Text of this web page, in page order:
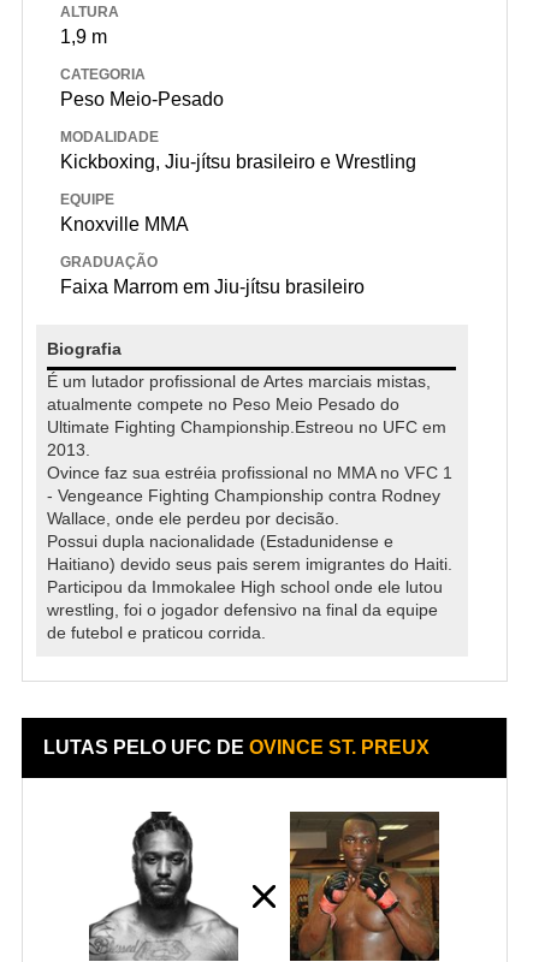
ALTURA
1,9 m
CATEGORIA
Peso Meio-Pesado
MODALIDADE
Kickboxing, Jiu-jítsu brasileiro e Wrestling
EQUIPE
Knoxville MMA
GRADUAÇÃO
Faixa Marrom em Jiu-jítsu brasileiro
Biografia
É um lutador profissional de Artes marciais mistas,
atualmente compete no Peso Meio Pesado do
Ultimate Fighting Championship.Estreou no UFC em
2013.
Ovince faz sua estréia profissional no MMA no VFC 1
- Vengeance Fighting Championship contra Rodney
Wallace, onde ele perdeu por decisão.
Possui dupla nacionalidade (Estadunidense e
Haitiano) devido seus pais serem imigrantes do Haiti.
Participou da Immokalee High school onde ele lutou
wrestling, foi o jogador defensivo na final da equipe
de futebol e praticou corrida.
LUTAS PELO UFC DEOVINCE ST. PREUX